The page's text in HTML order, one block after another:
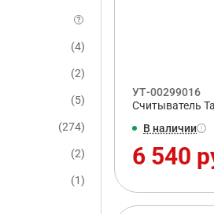
(4)
(2)
(5)
(274)
(2)
(1)
УТ-00299016
Считыватель
В наличии
6 540